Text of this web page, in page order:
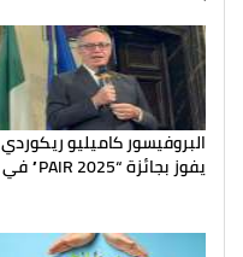
البروفيسور كاميليو ريكوردي
يفوز بجائزة “PAIR 2025” في